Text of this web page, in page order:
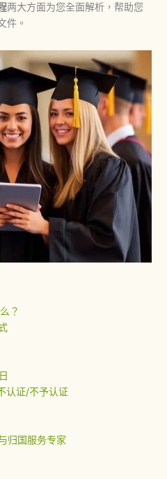
两大方面为您全面解析，帮助您
件。
？
认证/不予认证
归国服务专家